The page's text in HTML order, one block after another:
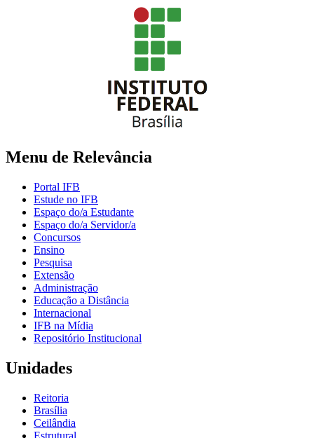
Menu de Relevância
Portal IFB
Estude no IFB
Espaço do/a Estudante
Espaço do/a Servidor/a
Concursos
Ensino
Pesquisa
Extensão
Administração
Educação a Distância
Internacional
IFB na Mídia
Repositório Institucional
Unidades
Reitoria
Brasília
Ceilândia
Estrutural